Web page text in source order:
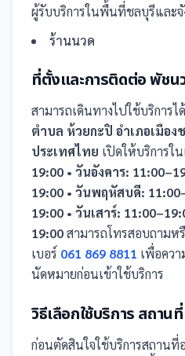
ผู้รับบริการในพื้นที่ชลบุรีและจั
ร้านนวด
ที่ตั้งและการติดต่อพัชน
สามารถเดินทางไปใช้บริการไ
ตำบล ห้วยกะปิ อำเภอเมือง
ประเทศไทย เปิดให้บริการใน
19:00 • วันอังคาร:
19:00 • วันพฤหัสบดี:
19:00 • วันเสาร์:
19:00สามารถโทรสอบถาม
เบอร์ 061 869 8811 เพื่อคว
นัดหมายก่อนเข้าใช้บริการ
วิธีเลือกใช้บริการ สถานที่
ก่อนตัดสินใจใช้บริการสถานที่